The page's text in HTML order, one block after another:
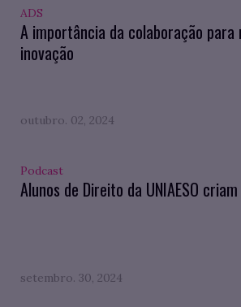
ADS
A importância da colaboração para
inovação
outubro. 02, 2024
Podcast
Alunos de Direito da UNIAESO
setembro. 30, 2024